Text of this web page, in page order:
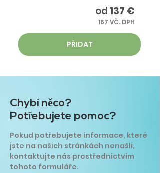
od 137 €
167 VČ. DPH
PŘIDAT
Chybí něco?
Potřebujete pomoc?
Pokud potřebujete informace, které
jste na našich stránkách nenašli,
kontaktujte nás prostřednictvím
tohoto formuláře.